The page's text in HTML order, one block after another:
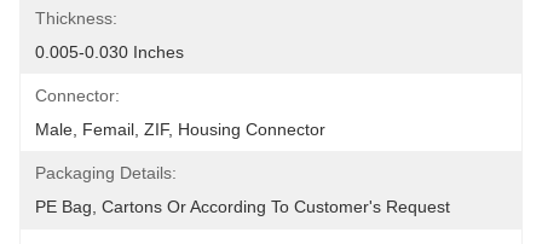
Thickness:
0.005-0.030 Inches
Connector:
Male, Femail, ZIF, Housing Connector
Packaging Details:
PE Bag, Cartons Or According To Customer's Request